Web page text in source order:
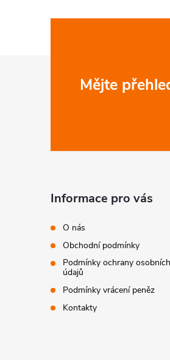
Mějte
Informace pro vás
O nás
Obchodní podmínky
Podmínky ochrany osobních
údajů
Podmínky vrácení peněz
Kontakty